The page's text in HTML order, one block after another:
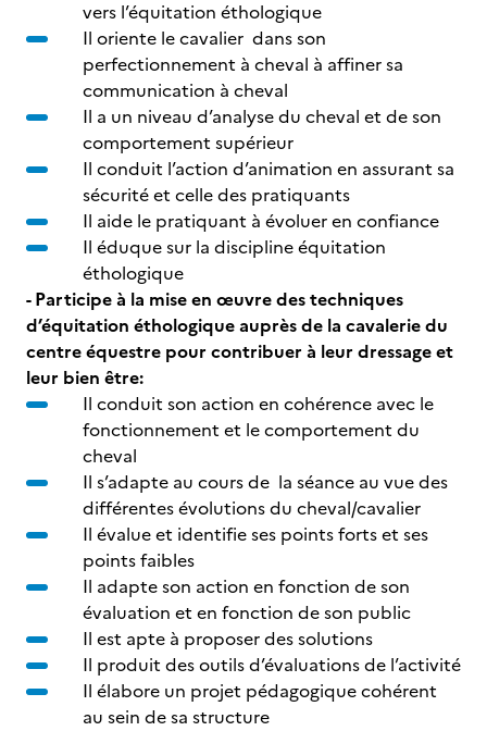
vers l’équitation éthologique
Il oriente le cavalier dans son
perfectionnement à cheval à affiner sa
communication à cheval
Il a un niveau d’analyse du cheval et de son
comportement supérieur
Il conduit l’action d’animation en assurant sa
sécurité et celle des pratiquants
Il aide le pratiquant à évoluer en confiance
Il éduque sur la discipline équitation
éthologique
- Participe à la mise en œuvre des techniques
d’équitation éthologique auprès de la cavalerie du
centre équestre pour contribuer à leur dressage et
leur bien être:
Il conduit son action en cohérence avec le
fonctionnement et le comportement du
cheval
Il s’adapte au cours de la séance au vue des
différentes évolutions du cheval/cavalier
Il évalue et identifie ses points forts et ses
points faibles
Il adapte son action en fonction de son
évaluation et en fonction de son public
Il est apte à proposer des solutions
Il produit des outils d’évaluations de l’activité
Il élabore un projet pédagogique cohérent
au sein de sa structure